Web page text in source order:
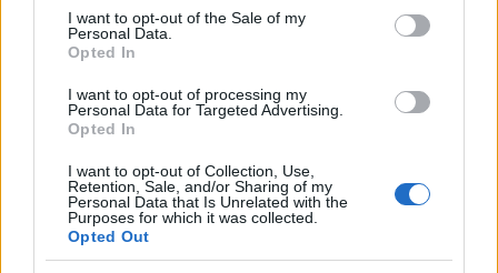
consent section.
I want to opt-out of the Sale of my
Personal Data.
Opted In
I want to opt-out of processing my
Personal Data for Targeted Advertising.
Opted In
I want to opt-out of Collection, Use,
Retention, Sale, and/or Sharing of my
Personal Data that Is Unrelated with the
Purposes for which it was collected.
Opted Out
ΓΕΝΟΚΤΟΝΙΑ
Γενοκτονία των Αρμενίων: Αθήνα, Θεσσαλονίκη και Ξάνθη
θυμούνται και τιμούν τους νεκρούς της οθωμανικής
θηριωδίας
27/04/2025 - 8:38πμ